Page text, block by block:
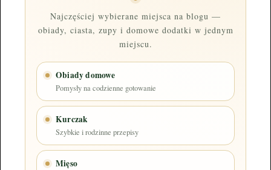
Najczęściej wybierane miejsca na blogu —
obiady, ciasta, zupy i domowe dodatki w jednym
miejscu.
Obiady domowe
Pomysły na codzienne gotowanie
Kurczak
Szybkie i rodzinne przepisy
Mięso